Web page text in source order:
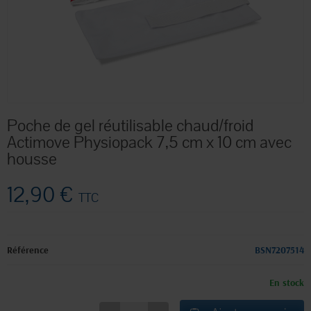
Poche de gel réutilisable chaud/froid
Actimove Physiopack 7,5 cm x 10 cm avec
housse
12,90 € TTC
Référence BSN7207514
En stock